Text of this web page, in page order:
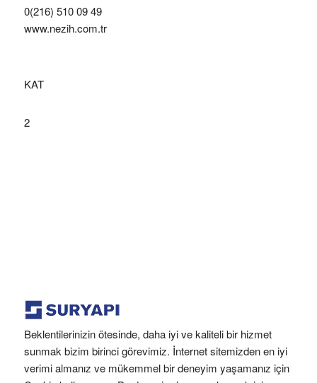
0(216) 510 09 49
www.nezih.com.tr
KAT
2
Beklentilerinizin ötesinde, daha iyi ve kaliteli bir hizmet
sunmak bizim birinci görevimiz. İnternet sitemizden en iyi
verimi almanız ve mükemmel bir deneyim yaşamanız için